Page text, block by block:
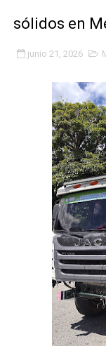
Recreación y
Club "Rápidos
84
Cmdnna lleva
Comunas de
Arrancó Plan
Plan
Venezuela
sólidos en
junio 21, 2026